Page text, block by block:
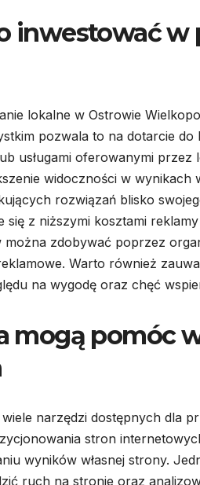
inwestować
lokalne w Ostrowie
pozwala to na dotarcie
usługami oferowanymi przez
widoczności w
rozwiązań blisko
się z niższymi kosztami
można zdobywać poprzez
Warto również
na wygodę oraz chęć
mogą pomóc
wiele narzędzi dostępnych dla
stron
wyników własnej strony.
ruch na stronie oraz